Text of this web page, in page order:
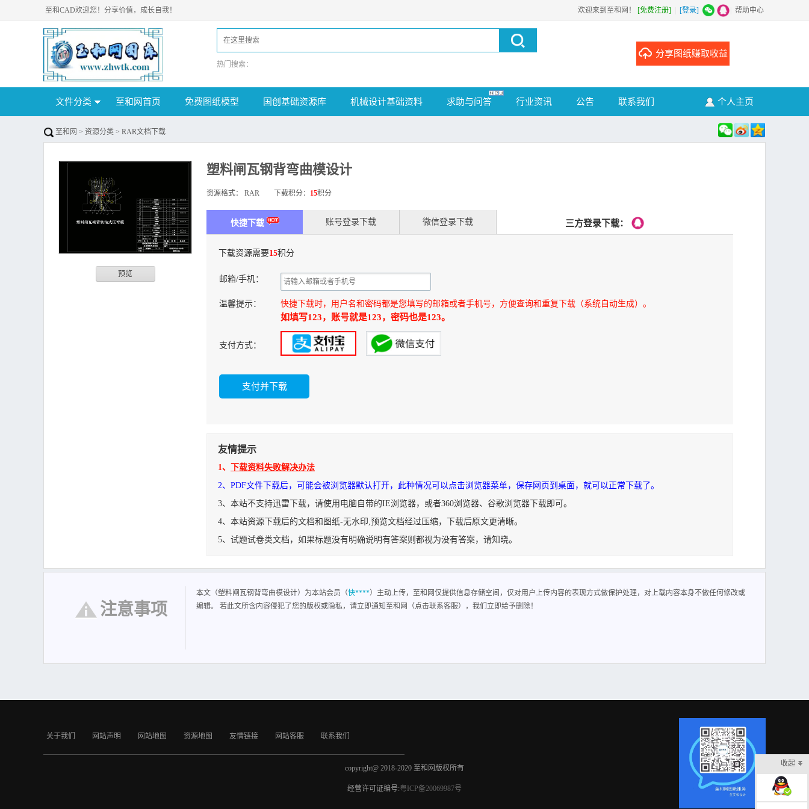
欢迎来到至和网！ [免费注册] [登录] 帮助中心
至和CAD欢迎您！分享价值，成长自我！
热门搜索：
分享图纸赚取收益
文件分类 至和网首页 免费图纸模型 国创基础资源库 机械设计基础资料 求助与问答 行业资讯 公告 联系我们 个人主页
至和网 > 资源分类 > RAR文档下载
预览
塑料闸瓦钢背弯曲模设计
资源格式： RAR 下载积分： 15积分
快捷下载 账号登录下载 微信登录下载 三方登录下载：
下载资源需要15积分
邮箱/手机：
温馨提示： 快捷下载时，用户名和密码都是您填写的邮箱或者手机号，方便查询和重复下载（系统自动生成）。
如填写123，账号就是123，密码也是123。
支付方式：
友情提示
1、
下载资料失败解决办法
2、PDF文件下载后，可能会被浏览器默认打开，此种情况可以点击浏览器菜单，保存网页到桌面，就可以正常下载了。
3、本站不支持迅雷下载，请使用电脑自带的IE浏览器，或者360浏览器、谷歌浏览器下载即可。
4、本站资源下载后的文档和图纸-无水印,预览文档经过压缩，下载后原文更清晰。
5、试题试卷类文档，如果标题没有明确说明有答案则都视为没有答案，请知晓。
设计任务书 设计题目设计题目： 塑料闸瓦钢背弯曲模设计 设计要求设计要求： 1. 塑料闸瓦钢背工艺性分析及冲裁方案的确定。 2.有关计算及模具设计。 3.模具制造
工艺编制与装配。 设计进度要求设计进度要求： 1. 11 月 27 号12 月 2 号 搜集资料和前期准备工作。 2. 12 月 3 号12 月 10 号 整套模具的计算部分。 3. 12 月 11 号12 月
注意事项
本文（塑料闸瓦钢背弯曲模设计）为本站会员（快****）主动上传，至和网仅提供信息存储空间，仅对用户上传内容的表现方式做保护处理，对上载内容本身不做任何修改或
编辑。 若此文所含内容侵犯了您的版权或隐私，请立即通知至和网（点击联系客服），我们立即给予删除！
关于我们 网站声明 网站地图 资源地图 友情链接 网站客服 联系我们
copyright@ 2018-2020 至和网版权所有
经营许可证编号:粤ICP备20069987号
收起
在线客服